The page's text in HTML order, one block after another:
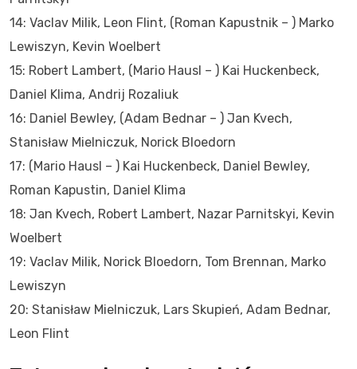
14: Vaclav Milik, Leon Flint, (Roman Kapustnik – ) Marko
Lewiszyn, Kevin Woelbert
15: Robert Lambert, (Mario Hausl – ) Kai Huckenbeck,
Daniel Klima, Andrij Rozaliuk
16: Daniel Bewley, (Adam Bednar – ) Jan Kvech,
Stanisław Mielniczuk, Norick Bloedorn
17: (Mario Hausl – ) Kai Huckenbeck, Daniel Bewley,
Roman Kapustin, Daniel Klima
18: Jan Kvech, Robert Lambert, Nazar Parnitskyi, Kevin
Woelbert
19: Vaclav Milik, Norick Bloedorn, Tom Brennan, Marko
Lewiszyn
20: Stanisław Mielniczuk, Lars Skupień, Adam Bednar,
Leon Flint